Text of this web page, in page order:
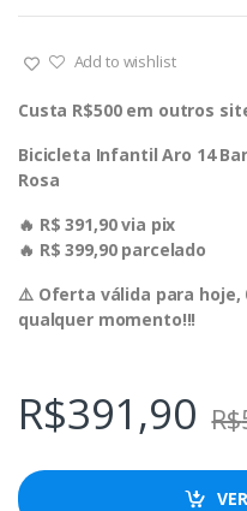
Add to wishlist
Custa R$500 em outros
Bicicleta Infantil Aro 14
Rosa
🔥 R$ 391,90 via pix
🔥 R$ 399,90 parcelado
⚠️ Oferta válida para hoje,
qualquer momento!!!
R$391,90 R$